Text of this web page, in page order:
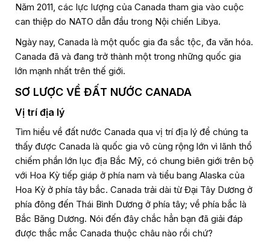
Năm 2011, các lực lượng của Canada tham gia vào cuộc
can thiệp do NATO dẫn đầu trong Nội chiến Libya.
Ngày nay, Canada là một quốc gia đa sắc tộc, đa văn hóa.
Canada đã và đang trở thành một trong những quốc gia
lớn mạnh nhất trên thế giới.
SƠ LƯỢC VỀ ĐẤT NƯỚC CANADA
Vị trí địa lý
Tìm hiểu về đất nước Canada qua vị trí địa lý để chúng ta
thấy được Canada là quốc gia vô cùng rộng lớn vì lãnh thổ
chiếm phần lớn lục địa Bắc Mỹ, có chung biên giới trên bộ
với Hoa Kỳ tiếp giáp ở phía nam và tiểu bang Alaska của
Hoa Kỳ ở phía tây bắc. Canada trải dài từ Đại Tây Dương ở
phía đông đến Thái Bình Dương ở phía tây; về phía bắc là
Bắc Băng Dương. Nói đến đây chắc hẳn bạn đã giải đáp
được thắc mắc Canada thuộc châu nào rồi chứ?